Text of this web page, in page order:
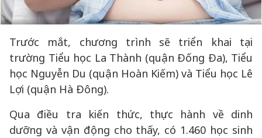
Trước mắt, chương trình sẽ triển khai tại
trường Tiểu học La Thành (quận Đống Đa), Tiểu
học Nguyễn Du (quận Hoàn Kiếm) và Tiểu học Lê
Lợi (quận Hà Đông).
Qua điều tra kiến thức, thực hành về dinh
dưỡng và vận động cho thấy, có 1.460 học sinh